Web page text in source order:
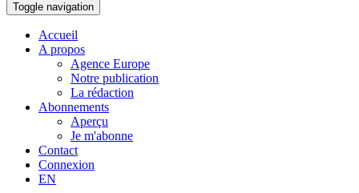
Toggle navigation
Accueil
A propos
Agence Europe
Notre publication
La rédaction
Abonnements
Aperçu
Je m'abonne
Contact
Connexion
EN